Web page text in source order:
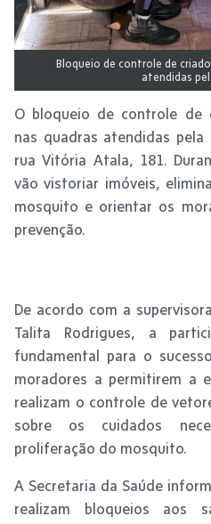
Bloqueio de controle de
atendidas
O bloqueio de controle de
nas quadras atendidas pela
rua Vitória Atala, 181.
vão vistoriar imóveis,
mosquito e orientar os
prevenção.
De acordo com a
Talita Rodrigues, a
fundamental para o
moradores a permitirem a
realizam o controle de
sobre os cuidados
proliferação do mosquito.
A Secretaria da Saúde
realizam bloqueios aos